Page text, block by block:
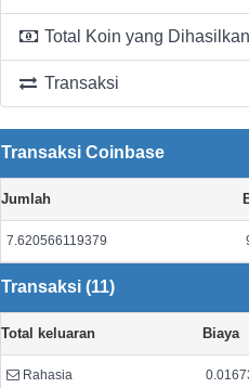
Total Koin yang Dihasilkan
Transaksi
Transaksi Coinbase
Jumlah
7.620566119379
Transaksi (11)
Total keluaran Biaya
Rahasia